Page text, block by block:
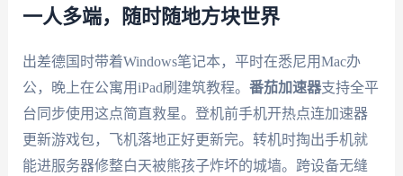
一人多端，随时随地方块世界
出差德国时带着Windows笔记本，平时在悉尼用Mac办
公，晚上在公寓用iPad刷建筑教程。 番茄加速器支持全平
台同步使用这点简直救星。登机前手机开热点连加速器
更新游戏包，飞机落地正好更新完。转机时掏出手机就
能进服务器修整白天被熊孩子炸坏的城墙。跨设备无缝